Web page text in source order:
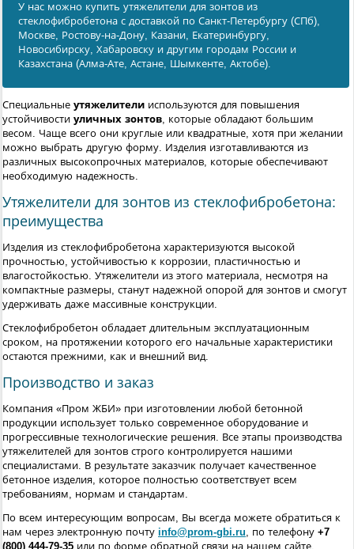
У нас можно купить утяжелители для зонтов из
стеклофибробетона с доставкой по Санкт-Петербургу (СПб),
Москве, Ростову-на-Дону, Казани, Екатеринбургу,
Новосибирску, Хабаровску и другим городам России и
Казахстана (Алма-Ате, Астане, Шымкенте, Актобе).
Специальные утяжелители используются для повышения
устойчивости уличных зонтов, которые обладают большим
весом. Чаще всего они круглые или квадратные, хотя при желании
можно выбрать другую форму. Изделия изготавливаются из
различных высокопрочных материалов, которые обеспечивают
необходимую надежность.
Утяжелители для зонтов из стеклофибробетона:
преимущества
Изделия из стеклофибробетона характеризуются высокой
прочностью, устойчивостью к коррозии, пластичностью и
влагостойкостью. Утяжелители из этого материала, несмотря на
компактные размеры, станут надежной опорой для зонтов и смогут
удерживать даже массивные конструкции.
Стеклофибробетон обладает длительным эксплуатационным
сроком, на протяжении которого его начальные характеристики
остаются прежними, как и внешний вид.
Производство и заказ
Компания «Пром ЖБИ» при изготовлении любой бетонной
продукции использует только современное оборудование и
прогрессивные технологические решения. Все этапы производства
утяжелителей для зонтов строго контролируется нашими
специалистами. В результате заказчик получает качественное
бетонное изделия, которое полностью соответствует всем
требованиям, нормам и стандартам.
По всем интересующим вопросам, Вы всегда можете обратиться к
нам через электронную почту info@prom-gbi.ru, по телефону +7
(800) 444-79-35 или по форме обратной связи на нашем сайте.